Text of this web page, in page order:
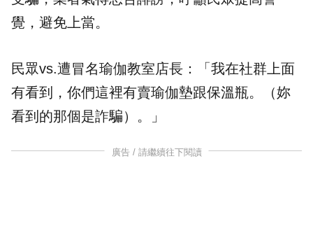
覺，避免上當。
民眾vs.遭冒名瑜伽教室店長：「我在社群上面
有看到，你們這裡有賣瑜伽墊跟保溫瓶。（妳
看到的那個是詐騙）。」
廣告 / 請繼續往下閱讀